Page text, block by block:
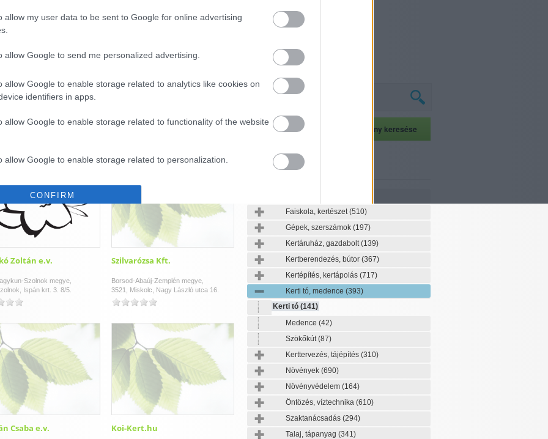
allow my user data to be sent to Google for online advertising
allow Google to send me personalized advertising.
allow Google to enable storage related to analytics like cookies on
identifiers in apps.
allow Google to enable storage related to functionality of the website
allow Google to enable storage related to personalization.
allow Google to enable storage related to security, including
functionality and fraud prevention, and other user protection.
CONFIRM
Data Access
Kft.
utca 24.
5000, Szolnok, Ispán krt. 3. 8/5.
Zoltán e.v.
Szolnok megye,
Ispán krt. 3. 8/5.
Szilvarózsa Kft.
Borsod-Abaúj-Zemplén megye,
3521, Miskolc, Nagy László utca 16.
Csaba e.v. Koi-Kert.hu
Kertészeti szaknévsor
Faiskola, kertészet(510)
Gépek, szerszámok (197)
Kertáruház, gazdabolt(139)
Kertberendezés, bútor (367)
Kertépítés, kertápolás (717)
Kerti tó, medence (393)
Kerti tó (141)
Medence (42)
Szökőkút(87)
Kerttervezés, tájépítés (310)
Növények (690)
Növényvédelem (164)
Öntözés, víztechnika (610)
Szaktanácsadás (294)
Talaj, tápanyag (341)